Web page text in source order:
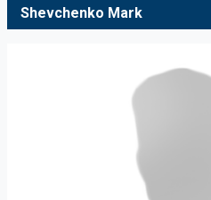
Shevchenko Mark